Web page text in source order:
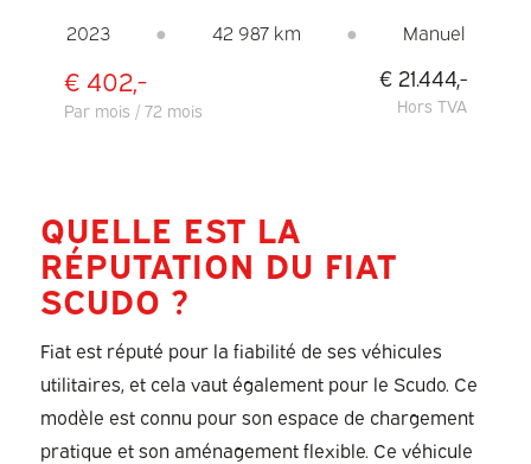
DE VITESSE ADAPTATIF / CLIMATISATION /
ACCÈS SANS CLÉ / CARPLAY / CAMÉRA /
SYSTÈME D'AIDE AU STATIONNEMENT
2023 ● 42 987 km ● Manuel
€ 402,-
Par mois / 72 mois
€ 21.444,-
Hors TVA
QUELLE EST LA
RÉPUTATION DU FIAT
SCUDO ?
Fiat est réputé pour la fiabilité de ses véhicules
utilitaires, et cela vaut également pour le Scudo. Ce
modèle est connu pour son espace de chargement
pratique et son aménagement flexible. Ce véhicule